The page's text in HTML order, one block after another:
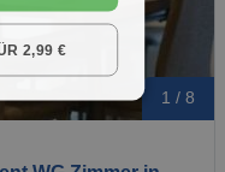
1 / 8
2,99 €